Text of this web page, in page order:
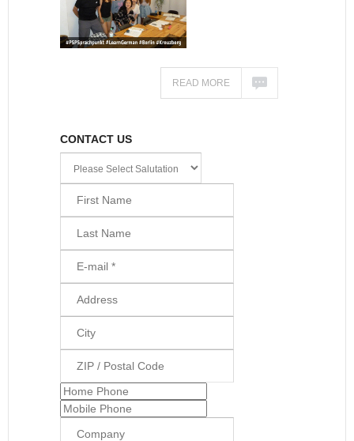
READ MORE
CONTACT US